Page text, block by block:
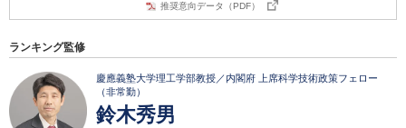
推奨意向データ（PDF）
ランキング監修
慶應義塾大学理工学部教授／内閣府 上席科学技術政策フェロー
（非常勤）
鈴木秀男